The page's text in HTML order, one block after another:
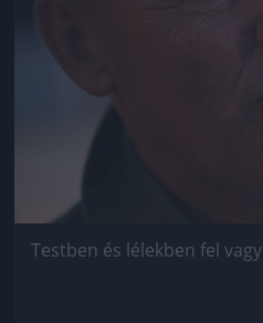
Testben és lélekben fel